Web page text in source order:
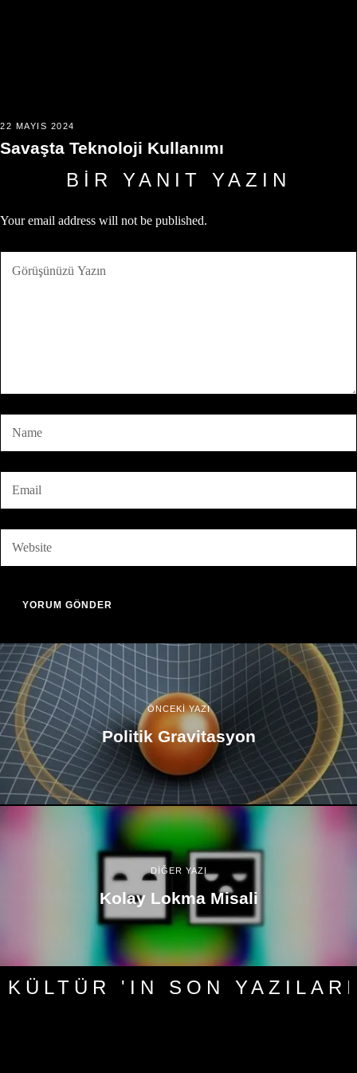
22 MAYIS 2024
Savaşta Teknoloji Kullanımı
BIR YANIT YAZIN
Your email address will not be published.
ÖNCEKİ YAZI
Politik Gravitasyon
DİĞER YAZI
Kolay Lokma Misali
KÜLTÜR 'IN SON YAZILARI